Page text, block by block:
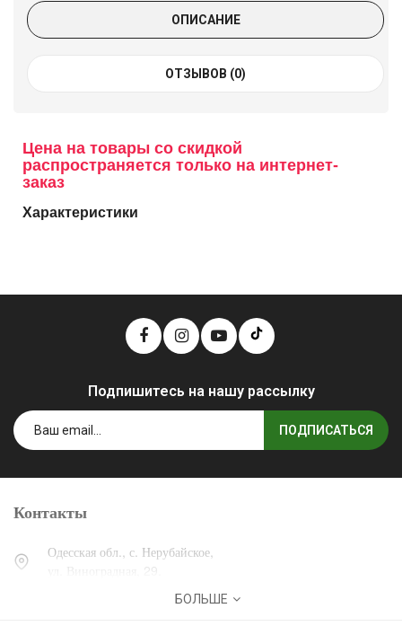
ОПИСАНИЕ
ОТЗЫВОВ (0)
Цена на товары со скидкой
распространяется только на интернет-
заказ
Характеристики
Подпишитесь на нашу рассылку
ПОДПИСАТЬСЯ
Контакты
Одесская обл., с. Нерубайское,
ул. Виноградная, 29.
БОЛЬШЕ